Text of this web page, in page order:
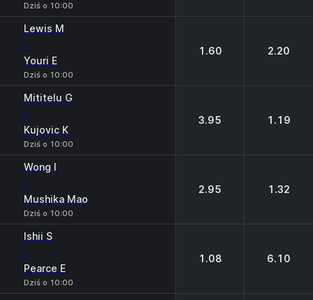
Dziś o 10:00
Lewis M
-
Youri E
Dziś o 10:00
1.60 2.20
Mititelu G
-
Kujovic K
Dziś o 10:00
3.95 1.19
Wong I
-
Mushika Mao
Dziś o 10:00
2.95 1.32
Ishii S
-
Pearce E
Dziś o 10:00
1.08 6.10